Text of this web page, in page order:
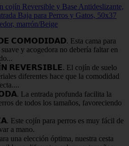
cojín Reversible y Base Antideslizante,
Baja para Perros y Gatos, 50x37
marrón/Beige
𝗖𝗢𝗠𝗢𝗗𝗜𝗗𝗔𝗗. Esta cama para
y acogedora no debería faltar en
𝗥𝗘𝗩𝗘𝗥𝗦𝗜𝗕𝗟𝗘. El cojín de suelo
diferentes hace que la comodidad
La entrada profunda facilita la
de todos los tamaños, favoreciendo
cojín para perros es muy fácil de
a mano.
elección óptima, nuestra cesta